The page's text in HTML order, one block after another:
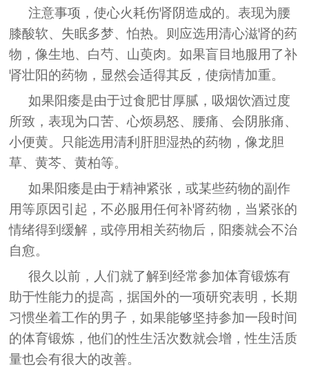
注意事项，使心火耗伤肾阴造成的。表现为腰
膝酸软、失眠多梦、怕热。则应选用清心滋肾的药
物，像生地、白芍、山萸肉。如果盲目地服用了补
肾壮阳的药物，显然会适得其反，使病情加重。
如果阳痿是由于过食肥甘厚腻，吸烟饮酒过度
所致，表现为口苦、心烦易怒、腰痛、会阴胀痛、
小便黄。只能选用清利肝胆湿热的药物，像龙胆
草、黄芩、黄柏等。
如果阳痿是由于精神紧张，或某些药物的副作
用等原因引起，不必服用任何补肾药物，当紧张的
情绪得到缓解，或停用相关药物后，阳痿就会不治
自愈。
很久以前，人们就了解到经常参加体育锻炼有
助于性能力的提高，据国外的一项研究表明，长期
习惯坐着工作的男子，如果能够坚持参加一段时间
的体育锻炼，他们的性生活次数就会增，性生活质
量也会有很大的改善。